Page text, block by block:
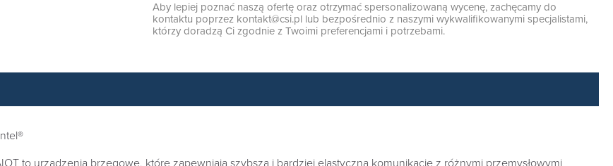
Aby lepiej poznać naszą ofertę oraz otrzymać spersonalizowaną wycenę, zachęcamy do
kontaktu poprzez kontakt@csi.pl lub bezpośrednio z naszymi wykwalifikowanymi specjalistami,
którzy doradzą Ci zgodnie z Twoimi preferencjami i potrzebami.
to urządzenia brzegowe, które zapewniają szybszą i bardziej elastyczną komunikację z różnymi przemysłowymi